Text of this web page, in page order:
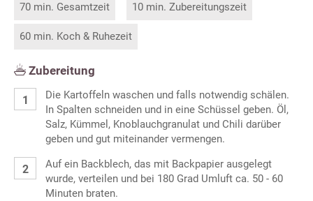
70 min. Gesamtzeit 10 min. Zubereitungszeit
60 min. Koch & Ruhezeit
Zubereitung
Die Kartoffeln waschen und falls notwendig schälen.
In Spalten schneiden und in eine Schüssel geben. Öl,
Salz, Kümmel, Knoblauchgranulat und Chili darüber
geben und gut miteinander vermengen.
Auf ein Backblech, das mit Backpapier ausgelegt
wurde, verteilen und bei 180 Grad Umluft ca. 50 - 60
Minuten braten.